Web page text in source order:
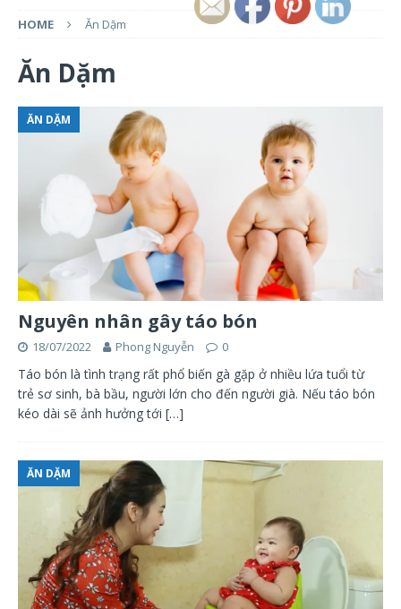
HOME Ăn Dặm
Ăn Dặm
ĂN DẶM
Nguyên nhân gây táo bón
18/07/2022 Phong Nguyễn 0
Táo bón là tình trạng rất phổ biến gà gặp ở nhiều lứa tuổi từ
trẻ sơ sinh, bà bầu, người lớn cho đến người già. Nếu táo bón
kéo dài sẽ ảnh hưởng tới […]
ĂN DẶM